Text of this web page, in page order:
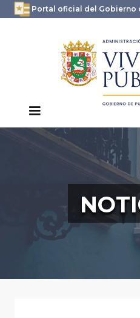
Portal oficial del Gobierno
oficial.pr.gov